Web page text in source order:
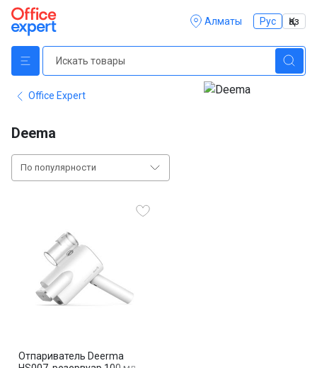
Алматы Рус Қаз
Office Expert
Deema
По популярности
Отпариватель Deerma